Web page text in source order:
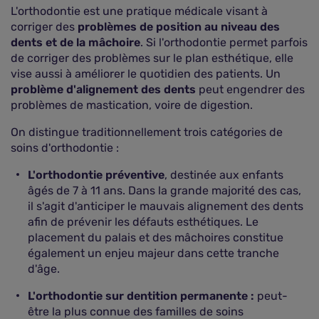
L'orthodontie est une pratique médicale visant à
corriger des problèmes de position au niveau des
dents et de la mâchoire. Si l'orthodontie permet parfois
de corriger des problèmes sur le plan esthétique, elle
vise aussi à améliorer le quotidien des patients. Un
problème d'alignement des dents peut engendrer des
problèmes de mastication, voire de digestion.
On distingue traditionnellement trois catégories de
soins d'orthodontie :
L'orthodontie préventive, destinée aux enfants
âgés de 7 à 11 ans. Dans la grande majorité des cas,
il s'agit d'anticiper le mauvais alignement des dents
afin de prévenir les défauts esthétiques. Le
placement du palais et des mâchoires constitue
également un enjeu majeur dans cette tranche
d'âge.
L'orthodontie sur dentition permanente : peut-
être la plus connue des familles de soins